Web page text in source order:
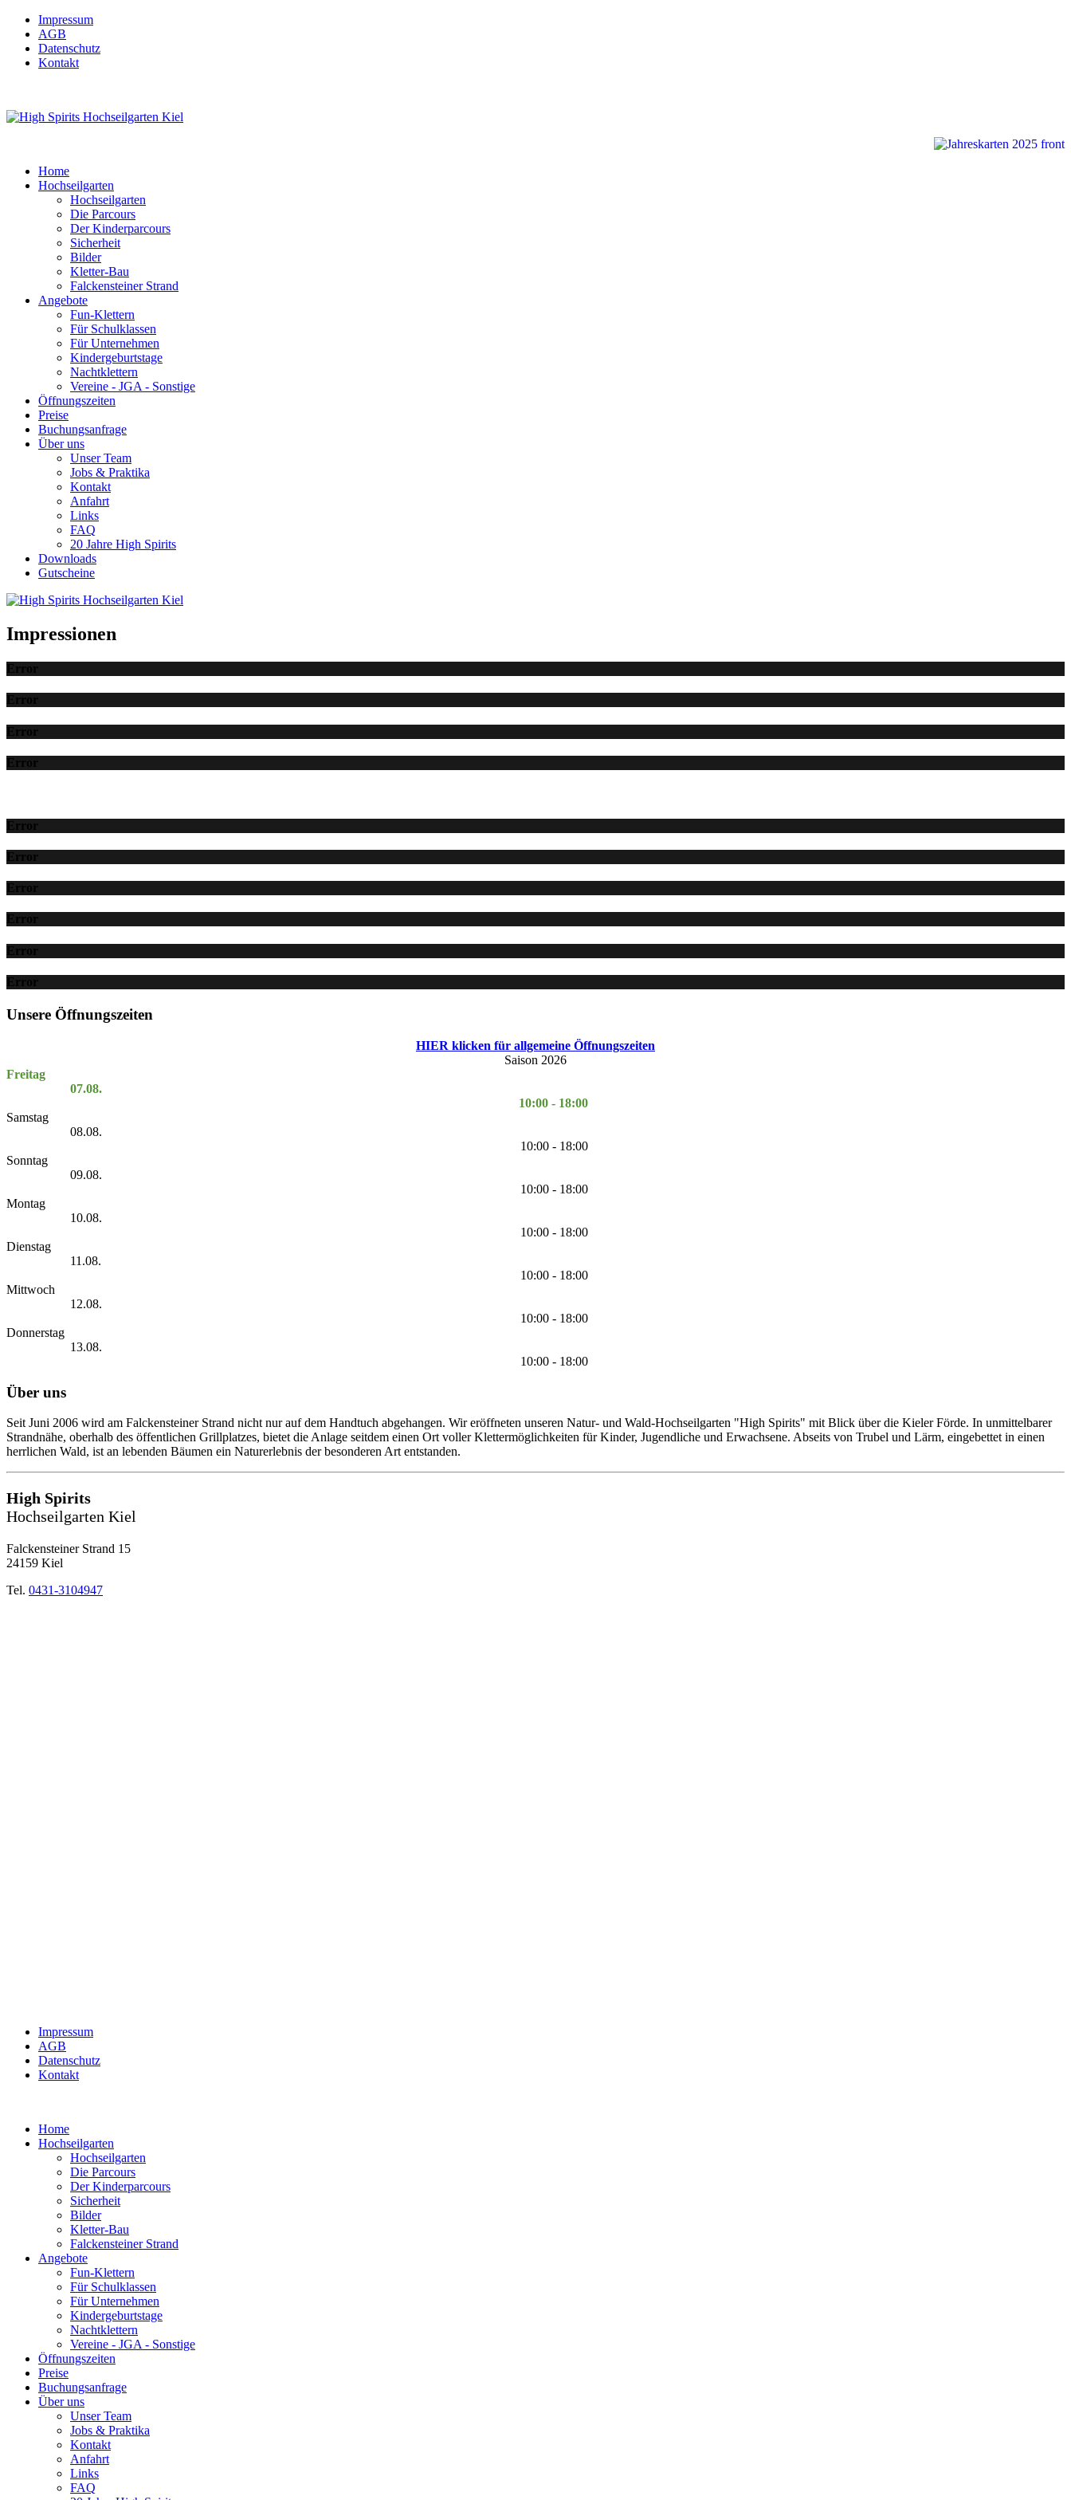
Impressum
AGB
Datenschutz
Kontakt
Home
Hochseilgarten
Hochseilgarten
Die Parcours
Der Kinderparcours
Sicherheit
Bilder
Kletter-Bau
Falckensteiner Strand
Angebote
Fun-Klettern
Für Schulklassen
Für Unternehmen
Kindergeburtstage
Nachtklettern
Vereine - JGA - Sonstige
Öffnungszeiten
Preise
Buchungsanfrage
Über uns
Unser Team
Jobs & Praktika
Kontakt
Anfahrt
Links
FAQ
20 Jahre High Spirits
Downloads
Gutscheine
Impressionen
Error
Error
Error
Error
Error
Error
Error
Error
Error
Error
Unsere Öffnungszeiten
HIER klicken für allgemeine Öffnungszeiten
Saison 2026
Freitag
07.08.
10:00 - 18:00
Samstag
08.08.
10:00 - 18:00
Sonntag
09.08.
10:00 - 18:00
Montag
10.08.
10:00 - 18:00
Dienstag
11.08.
10:00 - 18:00
Mittwoch
12.08.
10:00 - 18:00
Donnerstag
13.08.
10:00 - 18:00
Über uns
Seit Juni 2006 wird am Falckensteiner Strand nicht nur auf dem Handtuch abgehangen. Wir eröffneten unseren Natur- und Wald-Hochseilgarten "High Spirits" mit Blick über die Kieler Förde. In unmittelbarer
Strandnähe, oberhalb des öffentlichen Grillplatzes, bietet die Anlage seitdem einen Ort voller Klettermöglichkeiten für Kinder, Jugendliche und Erwachsene. Abseits von Trubel und Lärm, eingebettet in einen
herrlichen Wald, ist an lebenden Bäumen ein Naturerlebnis der besonderen Art entstanden.
High Spirits
Hochseilgarten Kiel
Falckensteiner Strand 15
24159 Kiel
Tel. 0431-3104947
Impressum
AGB
Datenschutz
Kontakt
Home
Hochseilgarten
Hochseilgarten
Die Parcours
Der Kinderparcours
Sicherheit
Bilder
Kletter-Bau
Falckensteiner Strand
Angebote
Fun-Klettern
Für Schulklassen
Für Unternehmen
Kindergeburtstage
Nachtklettern
Vereine - JGA - Sonstige
Öffnungszeiten
Preise
Buchungsanfrage
Über uns
Unser Team
Jobs & Praktika
Kontakt
Anfahrt
Links
FAQ